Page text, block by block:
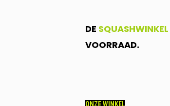
DE SQUASHWINKEL
VOORRAAD.
ONZE WINKEL